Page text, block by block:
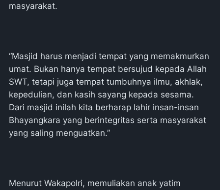
masyarakat.
“Masjid harus menjadi tempat yang memakmurkan
umat. Bukan hanya tempat bersujud kepada Allah
SWT, tetapi juga tempat tumbuhnya ilmu, akhlak,
kepedulian, dan kasih sayang kepada sesama.
Dari masjid inilah kita berharap lahir insan-insan
Bhayangkara yang berintegritas serta masyarakat
yang saling menguatkan.”
Menurut Wakapolri, memuliakan anak yatim